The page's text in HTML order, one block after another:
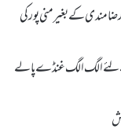
کے بغیر منی پور کی
لئے الگ الگ غنڈے پالے